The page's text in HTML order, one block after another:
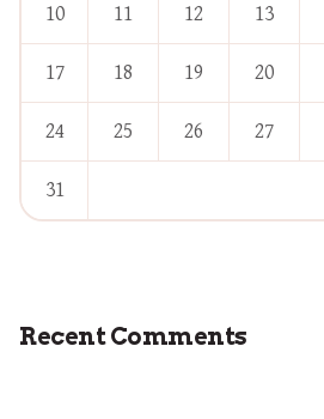
10 11 12 13
17 18 19 20
24 25 26 27
31
Recent Comments